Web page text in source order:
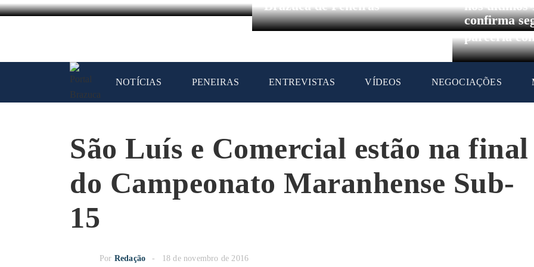
Brazuca de Peneiras nos últimos
confirma
parceria
NOTÍCIAS PENEIRAS ENTREVISTAS VÍDEOS NEGOCIAÇÕES
São Luís e Comercial estão na final
do Campeonato Maranhense Sub-
15
Por Redação 18 de novembro de 2016